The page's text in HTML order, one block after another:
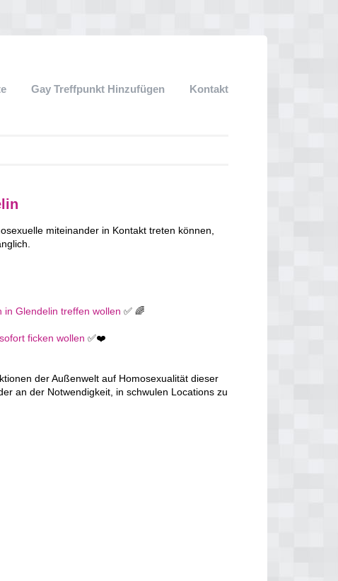
Gay Treffpunkt Hinzufügen Kontakt
miteinander in Kontakt treten können,
in Glendelin treffen wollen ✅ 🌈
ficken wollen ✅❤️
der Außenwelt auf Homosexualität dieser
an der Notwendigkeit, in schwulen Locations zu